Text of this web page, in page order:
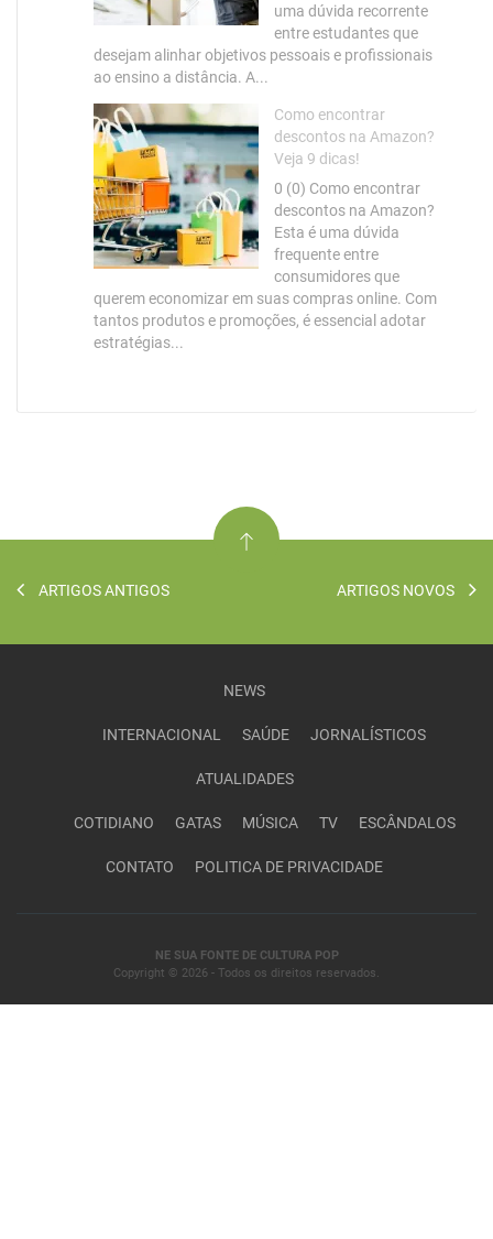
uma dúvida recorrente
entre estudantes que
desejam alinhar objetivos pessoais e profissionais
ao ensino a distância. A...
Como encontrar
descontos na Amazon?
Veja 9 dicas!
0 (0) Como encontrar
descontos na Amazon?
Esta é uma dúvida
frequente entre
consumidores que
querem economizar em suas compras online. Com
tantos produtos e promoções, é essencial adotar
estratégias...
ARTIGOS ANTIGOS ARTIGOS NOVOS
NEWS
INTERNACIONAL SAÚDE JORNALÍSTICOS
ATUALIDADES
COTIDIANO GATAS MÚSICA TV ESCÂNDALOS
CONTATO POLITICA DE PRIVACIDADE
NE SUA FONTE DE CULTURA POP
Copyright © 2026 - Todos os direitos reservados.